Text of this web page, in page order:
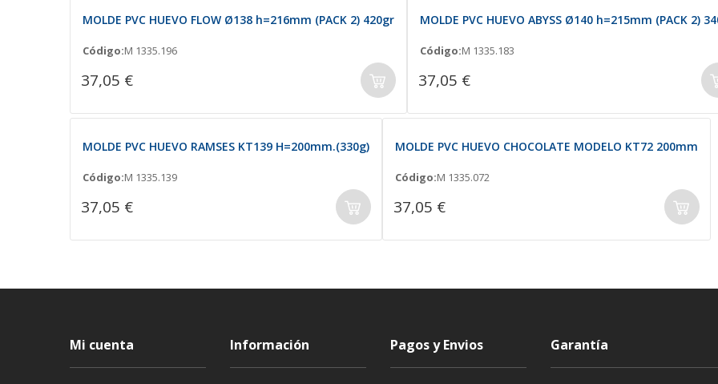
MOLDE PVC HUEVO FLOW Ø138 h=216mm (PACK 2) 420gr
Código:M 1335.196
37,05 €
MOLDE PVC HUEVO ABYSS Ø140 h=215mm (PACK 2)
Código:M 1335.183
37,05 €
MOLDE PVC HUEVO RAMSES KT139 H=200mm.(330g)
Código:M 1335.139
37,05 €
MOLDE PVC HUEVO CHOCOLATE MODELO KT72 200mm
Código:M 1335.072
37,05 €
Mi cuenta Información Pagos y Envios Garantía